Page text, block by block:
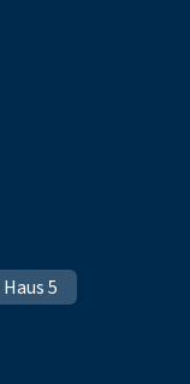
Haus 5